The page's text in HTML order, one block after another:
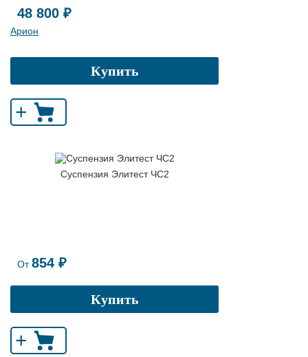
48 800 ₽
Арион
Купить
+
Суспензия Элитест ЧС2
От854 ₽
Купить
+